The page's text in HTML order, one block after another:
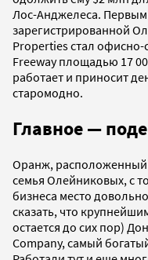
Лос-Анджелеса.
зарегистрированной
Properties стал
Freeway площадью 17
работает и приносит
старомодно.
Главное —
Оранж, расположенный
семья Олейниковых, с
бизнеса место
сказать, что
остается до сих пор)
Company, самый